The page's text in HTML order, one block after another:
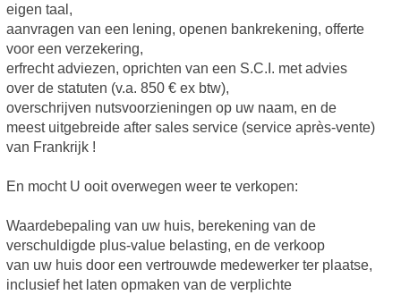
eigen taal,
aanvragen van een lening, openen bankrekening, offerte
voor een verzekering,
erfrecht adviezen, oprichten van een S.C.I. met advies
over de statuten (v.a. 850 € ex btw),
overschrijven nutsvoorzieningen op uw naam, en de
meest uitgebreide after sales service (service après-vente)
van Frankrijk !
En mocht U ooit overwegen weer te verkopen:
Waardebepaling van uw huis, berekening van de
verschuldigde plus-value belasting, en de verkoop
van uw huis door een vertrouwde medewerker ter plaatse,
inclusief het laten opmaken van de verplichte